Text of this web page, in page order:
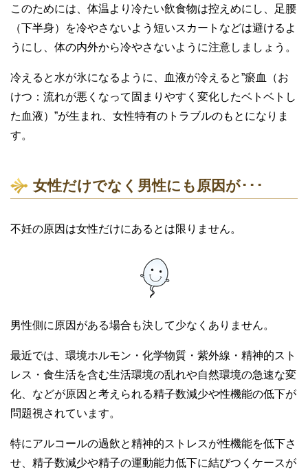
このためには、体温より冷たい飲食物は控えめにし、足腰
（下半身）を冷やさないよう短いスカートなどは避けるよ
うにし、体の内外から冷やさないように注意しましょう。
冷えると水が氷になるように、血液が冷えると”瘀血（お
けつ：流れが悪くなって固まりやすく変化したベトベトし
た血液）”が生まれ、女性特有のトラブルのもとになりま
す。
女性だけでなく男性にも原因が･･･
不妊の原因は女性だけにあるとは限りません。
男性側に原因がある場合も決して少なくありません。
最近では、環境ホルモン・化学物質・紫外線・精神的スト
レス・食生活を含む生活環境の乱れや自然環境の急速な変
化、などが原因と考えられる精子数減少や性機能の低下が
問題視されています。
特にアルコールの過飲と精神的ストレスが性機能を低下さ
せ、精子数減少や精子の運動能力低下に結びつくケースが